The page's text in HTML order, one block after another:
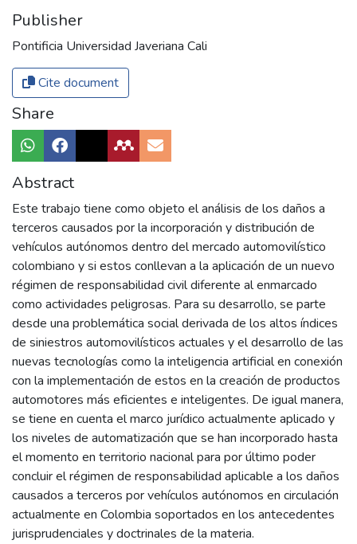
Publisher
Pontificia Universidad Javeriana Cali
Cite document
Share
Abstract
Este trabajo tiene como objeto el análisis de los daños a
terceros causados por la incorporación y distribución de
vehículos autónomos dentro del mercado automovilístico
colombiano y si estos conllevan a la aplicación de un nuevo
régimen de responsabilidad civil diferente al enmarcado
como actividades peligrosas. Para su desarrollo, se parte
desde una problemática social derivada de los altos índices
de siniestros automovilísticos actuales y el desarrollo de las
nuevas tecnologías como la inteligencia artificial en conexión
con la implementación de estos en la creación de productos
automotores más eficientes e inteligentes. De igual manera,
se tiene en cuenta el marco jurídico actualmente aplicado y
los niveles de automatización que se han incorporado hasta
el momento en territorio nacional para por último poder
concluir el régimen de responsabilidad aplicable a los daños
causados a terceros por vehículos autónomos en circulación
actualmente en Colombia soportados en los antecedentes
jurisprudenciales y doctrinales de la materia.